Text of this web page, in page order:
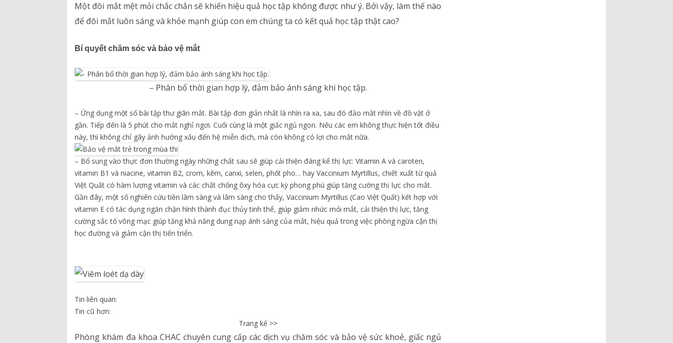
Một đôi mắt mệt mỏi chắc chắn sẽ khiến hiệu quả học tập không được như ý. Bởi vậy, làm thế nào
để đôi mắt luôn sáng và khỏe mạnh giúp con em chúng ta có kết quả học tập thật cao?
Bí quyết chăm sóc và bảo vệ mắt
– Phân bổ thời gian hợp lý, đảm bảo ánh sáng khi học tập.
– Ứng dụng một số bài tập thư giãn mắt. Bài tập đơn giản nhất là nhìn ra xa, sau đó đảo mắt nhìn về đồ vật ở
gần. Tiếp đến là 5 phút cho mắt nghỉ ngơi. Cuối cùng là một giấc ngủ ngon. Nếu các em không thực hiện tốt điều
này, thì không chỉ gây ảnh hưởng xấu đến hệ miễn dịch, mà còn không có lợi cho mắt nữa.
– Bổ sung vào thực đơn thường ngày những chất sau sẽ giúp cải thiện đáng kể thị lực: Vitamin A và caroten,
vitamin B1 và niacine, vitamin B2, crom, kẽm, canxi, selen, phốt pho… hay Vaccinium Myrtillus, chiết xuất từ quả
Việt Quất có hàm lượng vitamin và các chất chống ôxy hóa cực kỳ phong phú giúp tăng cường thị lực cho mắt.
Gần đây, một số nghiên cứu tiền lâm sàng và lâm sàng cho thấy, Vaccinium Myrtillus (Cao Việt Quất) kết hợp với
vitamin E có tác dụng ngăn chặn hình thành đục thủy tinh thể, giúp giảm nhức mỏi mắt, cải thiện thị lực, tăng
cường sắc tố võng mạc giúp tăng khả năng dung nạp ánh sáng của mắt, hiệu quả trong việc phòng ngừa cận thị
học đường và giảm cận thị tiến triển.
Tin liên quan:
Tin cũ hơn:
Trang kế >>
Phòng khám đa khoa CHAC chuyên cung cấp các dịch vụ chăm sóc và bảo vệ sức khoẻ, giấc ngủ